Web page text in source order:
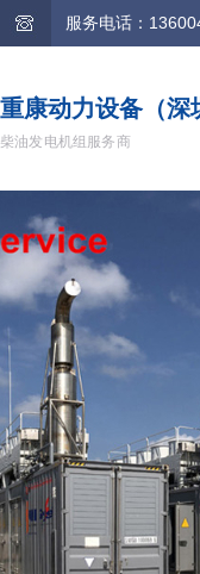
服务电话：
重康动力设备（深
柴油发电机组服务商